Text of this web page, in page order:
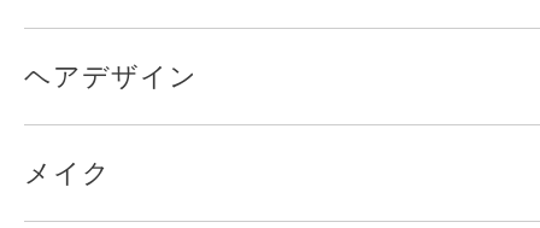
ヘアデザイン
メイク